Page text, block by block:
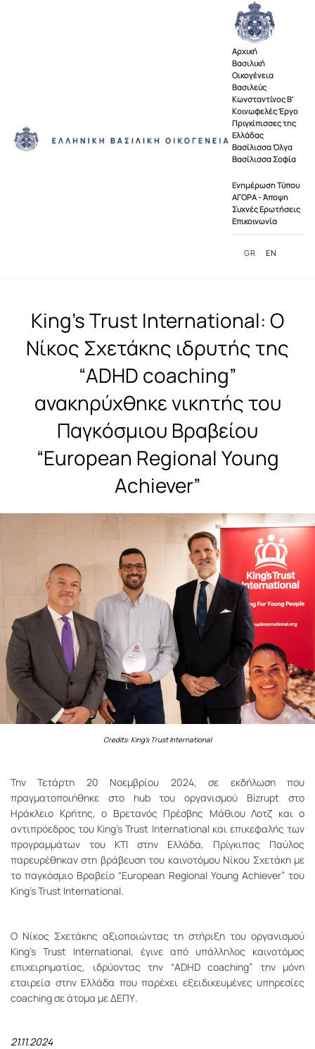
Αρχική
Βασιλική
Οικογένεια
Βασιλεύς
Κωνσταντίνος Β'
Κοινωφελές Έργο
Πριγκίπισσες της
Ελλάδας
Βασίλισσα Όλγα
Βασίλισσα Σοφία
Ενημέρωση Τύπου
ΑΓΟΡΑ - Άποψη
Συχνές Ερωτήσεις
Επικοινωνία
GR EN
King’s Trust International: O
Νίκος Σχετάκης ιδρυτής της
“ADHD coaching”
ανακηρύχθηκε νικητής του
Παγκόσμιου Βραβείου
“European Regional Young
Achiever”
Credits: King's Trust International
Την Τετάρτη 20 Νοεμβρίου 2024, σε εκδήλωση που
πραγματοποιήθηκε στο hub του οργανισμού Bizrupt στο
Ηράκλειο Κρήτης, ο Βρετανός Πρέσβης Μάθιου Λοτζ και ο
αντιπρόεδρος του King's Trust International και επικεφαλής των
προγραμμάτων του KTI στην Ελλάδα, Πρίγκιπας Παύλος
παρευρέθηκαν στη βράβευση του καινοτόμου Νίκου Σχετάκη με
το παγκόσμιο Βραβείο “European Regional Young Achiever” του
King's Trust International.
Ο Νίκος Σχετάκης αξιοποιώντας τη στήριξη του οργανισμού
King’s Trust International, έγινε από υπάλληλος καινοτόμος
επιχειρηματίας, ιδρύοντας την “ADHD coaching” την μόνη
εταιρεία στην Ελλάδα που παρέχει εξειδικευμένες υπηρεσίες
coaching σε άτομα με ΔΕΠΥ.
21.11.2024